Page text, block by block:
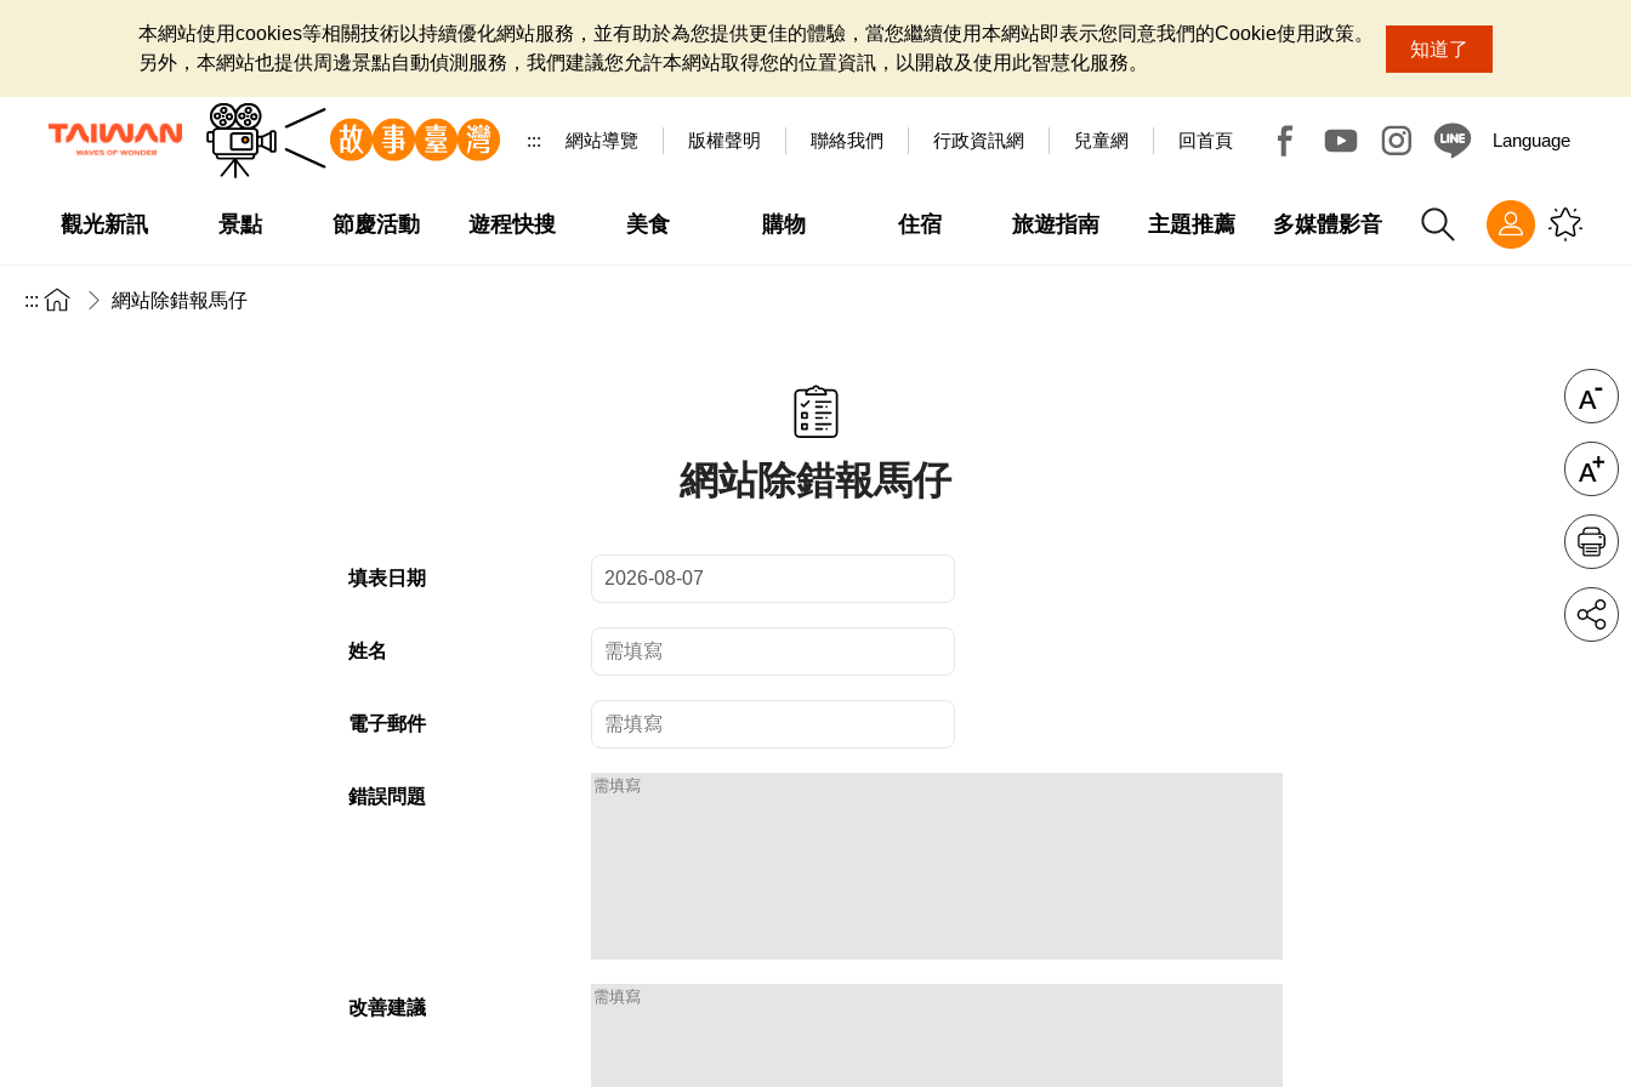
本網站使用cookies等相關技術以持續優化網站服務，並有助於為您提供更佳的體驗，當您繼續使用本網站即表示您同意我們的Cookie使用政策。
另外，本網站也提供周邊景點自動偵測服務，我們建議您允許本網站取得您的位置資訊，以開啟及使用此智慧化服務。
知道了
::: 網站導覽 版權聲明 聯絡我們 行政資訊網 兒童網 回首頁 Language
觀光新訊 景點 節慶活動 遊程快搜 美食 購物 住宿 旅遊指南 主題推薦 多媒體影音
::: 網站除錯報馬仔
網站除錯報馬仔
填表日期
姓名
電子郵件
錯誤問題
改善建議